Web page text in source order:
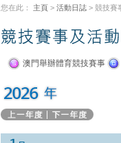
您在此： 主頁 > 活動日誌 > 競技賽
澳門舉辦體育競技賽事